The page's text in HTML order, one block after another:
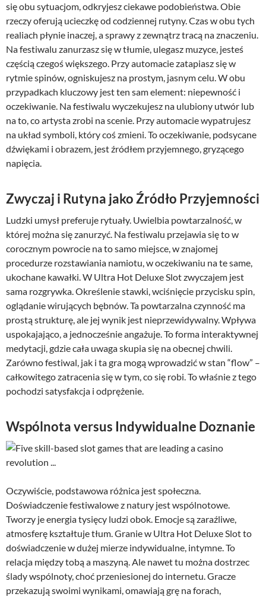
się obu sytuacjom, odkryjesz ciekawe podobieństwa. Obie
rzeczy oferują ucieczkę od codziennej rutyny. Czas w obu tych
realiach płynie inaczej, a sprawy z zewnątrz tracą na znaczeniu.
Na festiwalu zanurzasz się w tłumie, ulegasz muzyce, jesteś
częścią czegoś większego. Przy automacie zatapiasz się w
rytmie spinów, ogniskujesz na prostym, jasnym celu. W obu
przypadkach kluczowy jest ten sam element: niepewność i
oczekiwanie. Na festiwalu wyczekujesz na ulubiony utwór lub
na to, co artysta zrobi na scenie. Przy automacie wypatrujesz
na układ symboli, który coś zmieni. To oczekiwanie, podsycane
dźwiękami i obrazem, jest źródłem przyjemnego, gryzącego
napięcia.
Zwyczaj i Rutyna jako Źródło Przyjemności
Ludzki umysł preferuje rytuały. Uwielbia powtarzalność, w
której można się zanurzyć. Na festiwalu przejawia się to w
corocznym powrocie na to samo miejsce, w znajomej
procedurze rozstawiania namiotu, w oczekiwaniu na te same,
ukochane kawałki. W Ultra Hot Deluxe Slot zwyczajem jest
sama rozgrywka. Określenie stawki, wciśnięcie przycisku spin,
oglądanie wirujących bębnów. Ta powtarzalna czynność ma
prostą strukturę, ale jej wynik jest nieprzewidywalny. Wpływa
uspokajająco, a jednocześnie angażuje. To forma interaktywnej
medytacji, gdzie cała uwaga skupia się na obecnej chwili.
Zarówno festiwal, jak i ta gra mogą wprowadzić w stan “flow” –
całkowitego zatracenia się w tym, co się robi. To właśnie z tego
pochodzi satysfakcja i odprężenie.
Wspólnota versus Indywidualne Doznanie
Oczywiście, podstawowa różnica jest społeczna.
Doświadczenie festiwalowe z natury jest wspólnotowe.
Tworzy je energia tysięcy ludzi obok. Emocje są zaraźliwe,
atmosferę kształtuje tłum. Granie w Ultra Hot Deluxe Slot to
doświadczenie w dużej mierze indywidualne, intymne. To
relacja między tobą a maszyną. Ale nawet tu można dostrzec
ślady wspólnoty, choć przeniesionej do internetu. Gracze
przekazują swoimi wynikami, omawiają grę na forach,